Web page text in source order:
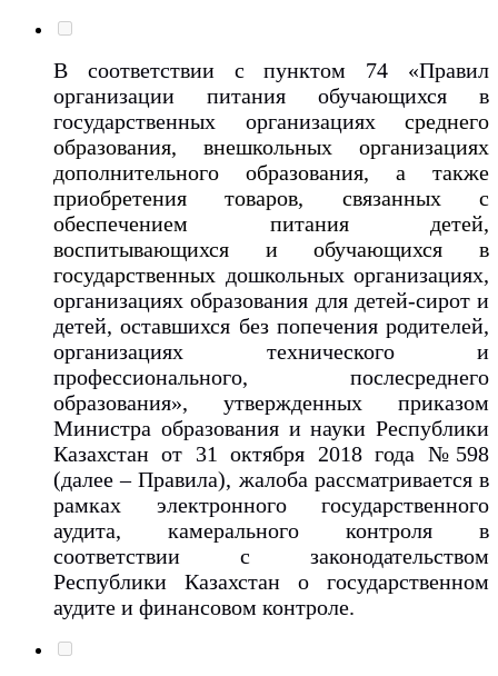
В соответствии с пунктом 74 «Правил
организации питания обучающихся в
государственных организациях среднего
образования, внешкольных организациях
дополнительного образования, а также
приобретения товаров, связанных с
обеспечением питания детей,
воспитывающихся и обучающихся в
государственных дошкольных организациях,
организациях образования для детей-сирот и
детей, оставшихся без попечения родителей,
организациях технического и
профессионального, послесреднего
образования», утвержденных приказом
Министра образования и науки Республики
Казахстан от 31 октября 2018 года №598
(далее – Правила), жалоба рассматривается в
рамках электронного государственного
аудита, камерального контроля в
соответствии с законодательством
Республики Казахстан о государственном
аудите и финансовом контроле.